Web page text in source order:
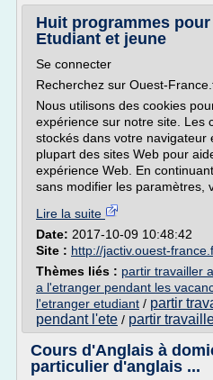
Huit programmes
Etudiant et jeune
Se connecter
Recherchez sur Ouest-
Nous utilisons des cookies
expérience sur notre site. Les
stockés dans votre navigateur
plupart des sites Web pour
expérience Web. En
sans modifier les paramètres,
Lire la suite
Date: 2017-10-09 10:48:42
Site : http://jactiv.ouest-
Thèmes liés : partir travailler
a l'etranger pendant les
l'etranger etudiant / partir
pendant l'ete / partir
Cours d'Anglais à
particulier d'anglais ...